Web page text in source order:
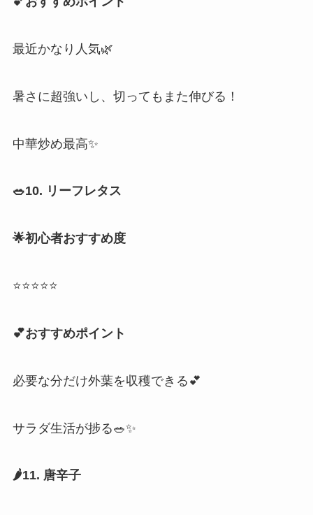
最近かなり人気🌿
暑さに超強いし、切ってもまた伸びる！
中華炒め最高✨
🥗10. リーフレタス
🌟初心者おすすめ度
⭐⭐⭐⭐⭐
💕おすすめポイント
必要な分だけ外葉を収穫できる💕
サラダ生活が捗る🥗✨
🌶️11. 唐辛子